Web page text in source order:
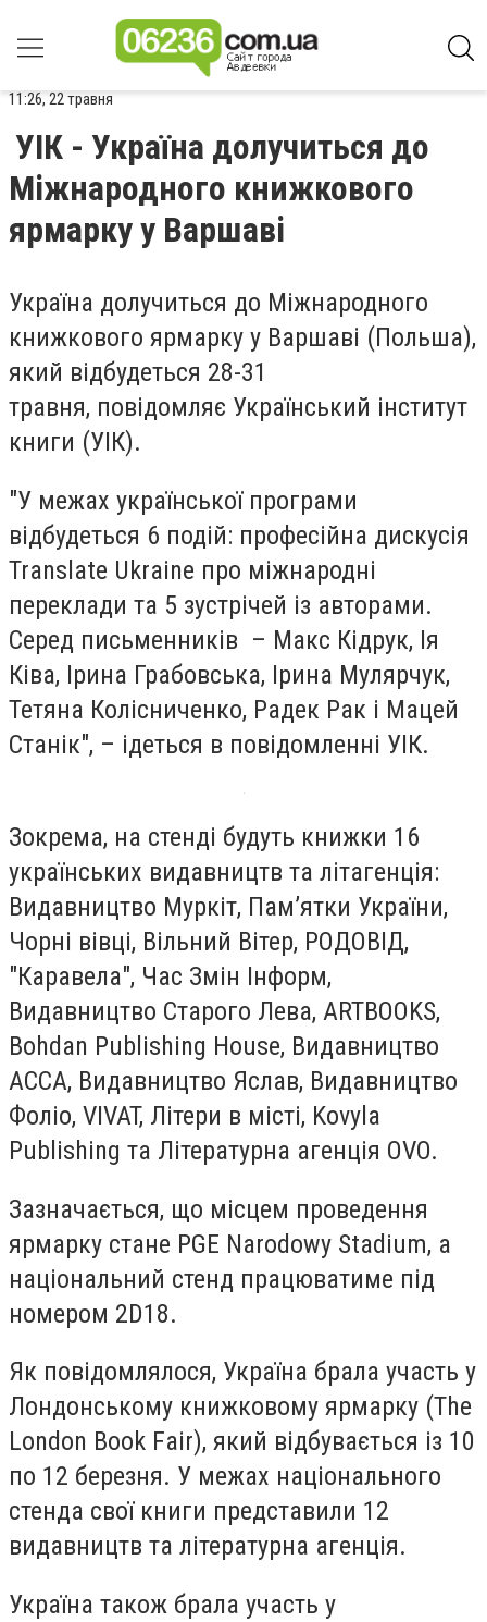
11:26, 22 травня
УІК - Україна долучиться до
Міжнародного книжкового
ярмарку у Варшаві
Україна долучиться до Міжнародного
книжкового ярмарку у Варшаві (Польша),
який відбудеться 28-31
травня, повідомляє Український інститут
книги (УІК).
"У межах української програми
відбудеться 6 подій: професійна дискусія
Translate Ukraine про міжнародні
переклади та 5 зустрічей із авторами.
Серед письменників – Макс Кідрук, Ія
Ківа, Ірина Грабовська, Ірина Мулярчук,
Тетяна Колісниченко, Радек Рак і Мацей
Станік", – ідеться в повідомленні УІК.
Зокрема, на стенді будуть книжки 16
українських видавництв та літагенція:
Видавництво Муркіт, Пам’ятки України,
Чорні вівці, Вільний Вітер, РОДОВІД,
"Каравела", Час Змін Інформ,
Видавництво Старого Лева, ARTBOOKS,
Bohdan Publishing House, Видавництво
АССА, Видавництво Яслав, Видавництво
Фоліо, VIVAT, Літери в місті, Kovyla
Publishing та Літературна агенція OVO.
Зазначається, що місцем проведення
ярмарку стане PGE Narodowy Stadium, а
національний стенд працюватиме під
номером 2D18.
Як повідомлялося, Україна брала участь у
Лондонському книжковому ярмарку (The
London Book Fair), який відбувається із 10
по 12 березня. У межах національного
стенда свої книги представили 12
видавництв та літературна агенція.
Україна також брала участь у